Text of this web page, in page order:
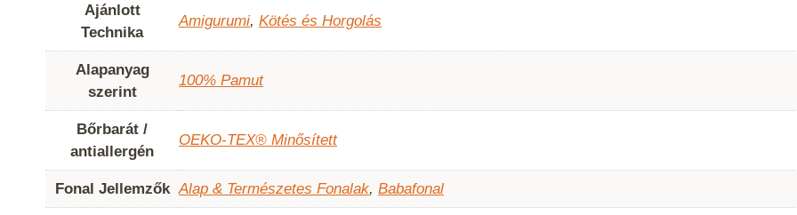
Ajánlott
Technika
Amigurumi, Kötés és Horgolás
Alapanyag
szerint
100% Pamut
Bőrbarát /
antiallergén
OEKO-TEX® Minősített
Fonal Jellemzők Alap & Természetes Fonalak, Babafonal